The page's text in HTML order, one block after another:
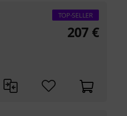
TOP-SELLER
207 €